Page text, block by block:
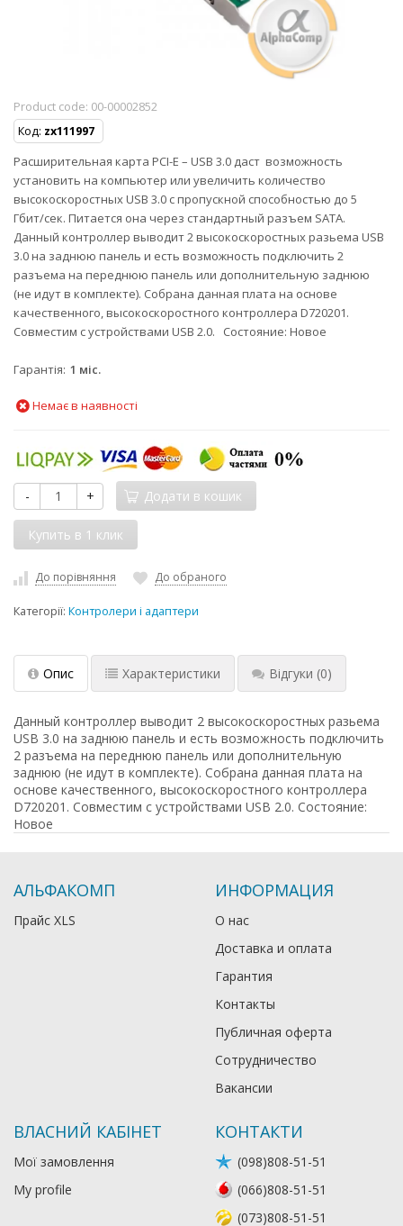
Product code: 00-00002852
Код: zx111997
Расширительная карта PCI-E – USB 3.0 даст возможность
установить на компьютер или увеличить количество
высокоскоростных USB 3.0 с пропускной способностью до 5
Гбит/сек. Питается она через стандартный разъем SATA.
Данный контроллер выводит 2 высокоскоростных разьема USB
3.0 на заднюю панель и есть возможность подключить 2
разъема на переднюю панель или дополнительную заднюю
(не идут в комплекте). Собрана данная плата на основе
качественного, высокоскоростного контроллера D720201.
Совместим с устройствами USB 2.0. Cостояние: Новое
Гарантія 1 міс.
Немає в наявності
- + Додати в кошик
До порівняння До обраного
Категорії: Контролери і адаптери
Опис Характеристики Відгуки (0)
Данный контроллер выводит 2 высокоскоростных разьема
USB 3.0 на заднюю панель и есть возможность подключить
2 разъема на переднюю панель или дополнительную
заднюю (не идут в комплекте). Собрана данная плата на
основе качественного, высокоскоростного контроллера
D720201. Совместим с устройствами USB 2.0. Cостояние:
Новое
АЛЬФАКОМП
Прайс XLS
ИНФОРМАЦИЯ
О нас
Доставка и оплата
Гарантия
Контакты
Публичная оферта
Сотрудничество
Вакансии
ВЛАСНИЙ КАБІНЕТ
Мої замовлення
My profile
КОНТАКТИ
(098)808-51-51
(066)808-51-51
(073)808-51-51